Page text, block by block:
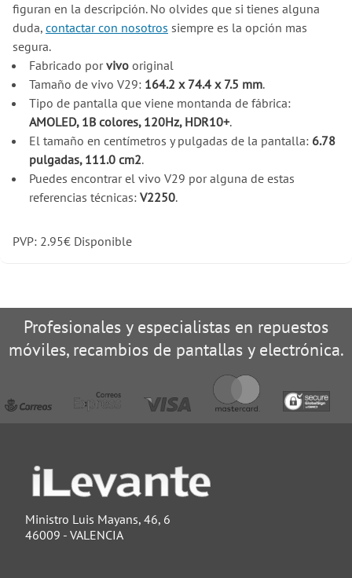
figuran en la descripción. No olvides que si tienes alguna
duda, contactar con nosotros siempre es la opción mas
segura.
Fabricado porvivooriginal
Tamaño de vivo V29: 164.2 x 74.4 x 7.5 mm.
Tipo de pantalla que viene montanda de fábrica:
AMOLED, 1B colores, 120Hz, HDR10+.
El tamaño en centímetros y pulgadas de la pantalla: 6.78
pulgadas, 111.0 cm2.
Puedes encontrar el vivo V29 por alguna de estas
referencias técnicas: V2250.
PVP: 2.95€ Disponible
Profesionales y especialistas en repuestos
móviles, recambios de pantallas y electrónica.
Ministro Luis Mayans, 46, 6
46009 - VALENCIA